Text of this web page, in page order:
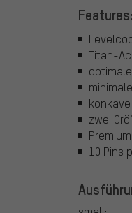
Features:
Titan-
zwei
10 Pins